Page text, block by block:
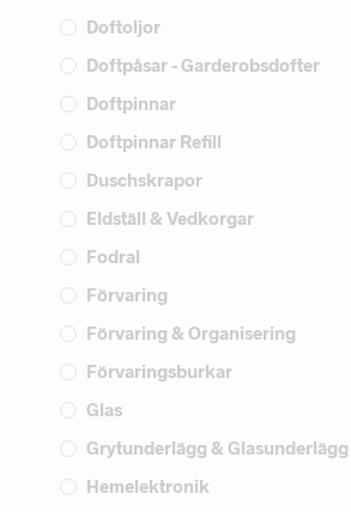
Doftoljor
Doftpåsar - Garderobsdofter
Doftpinnar
Doftpinnar Refill
Duschskrapor
Eldställ & Vedkorgar
Fodral
Förvaring
Förvaring & Organisering
Förvaringsburkar
Glas
Grytunderlägg & Glasunderlägg
Hemelektronik